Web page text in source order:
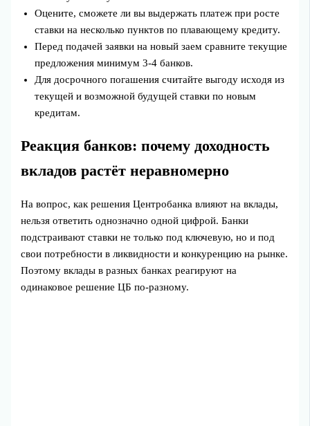
Оцените, сможете ли вы выдержать платеж при росте
ставки на несколько пунктов по плавающему кредиту.
Перед подачей заявки на новый заем сравните текущие
предложения минимум 3-4 банков.
Для досрочного погашения считайте выгоду исходя из
текущей и возможной будущей ставки по новым
кредитам.
Реакция банков: почему доходность
вкладов растёт неравномерно
На вопрос, как решения Центробанка влияют на вклады,
нельзя ответить однозначно одной цифрой. Банки
подстраивают ставки не только под ключевую, но и под
свои потребности в ликвидности и конкуренцию на рынке.
Поэтому вклады в разных банках реагируют на
одинаковое решение ЦБ по‑разному.